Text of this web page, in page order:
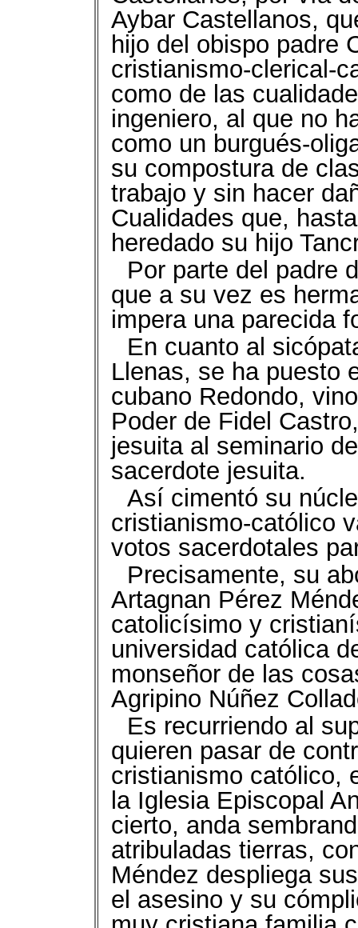
Aybar Castellanos,
hijo del obispo padre
cristianismo-clerical-
como de las
ingeniero, al que no
como un burgués-
su compostura de
trabajo y sin hacer
Cualidades que,
heredado su hijo
Por parte del padre
que a su vez es
impera una parecida
En cuanto al
Llenas, se ha puesto
cubano Redondo,
Poder de Fidel
jesuita al seminario
sacerdote jesuita.
Así cimentó su
cristianismo-católico
votos sacerdotales
Precisamente, su
Artagnan Pérez
catolicísimo y
universidad católica
monseñor de las
Agripino Núñez
Es recurriendo al
quieren pasar de
cristianismo católico,
la Iglesia Episcopal
cierto, anda
atribuladas tierras,
Méndez despliega
el asesino y su